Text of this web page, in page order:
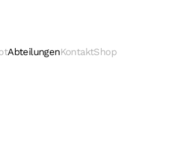
AbteilungenKontaktShop